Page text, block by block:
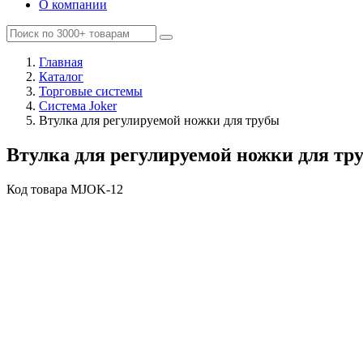
О компании
Главная
Каталог
Торговые системы
Система Joker
Втулка для регулируемой ножки для трубы
Втулка для регулируемой ножки для
Код товара MJOK-12